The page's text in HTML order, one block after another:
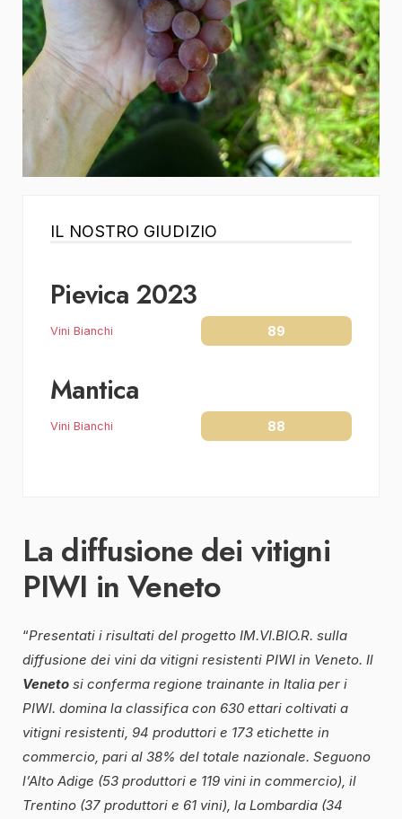
IL NOSTRO GIUDIZIO
Pievica 2023
Vini Bianchi 89
Mantica
Vini Bianchi 88
La diffusione dei vitigni
PIWI in Veneto
“Presentati i risultati del progetto IM.VI.BIO.R. sulla
diffusione dei vini da vitigni resistenti PIWI in Veneto. Il
Veneto si conferma regione trainante in Italia per i
PIWI. domina la classifica con 630 ettari coltivati a
vitigni resistenti, 94 produttori e 173 etichette in
commercio, pari al 38% del totale nazionale. Seguono
l’Alto Adige (53 produttori e 119 vini in commercio), il
Trentino (37 produttori e 61 vini), la Lombardia (34